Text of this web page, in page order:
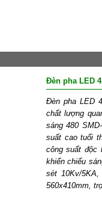
Đèn pha LED
Đèn pha LED
chất lượng
sáng 480
suất cao tuổi
công suất độc
khiển chiếu
sét 10Kv/
560x410mm,